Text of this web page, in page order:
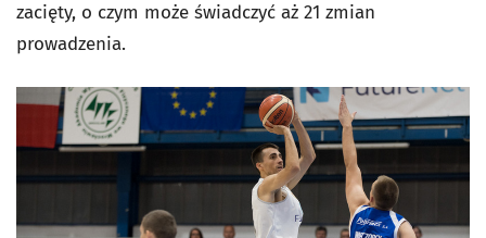
zacięty, o czym może świadczyć aż 21 zmian
prowadzenia.